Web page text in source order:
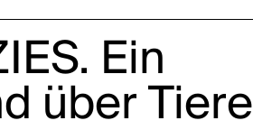
Ein
über Tiere